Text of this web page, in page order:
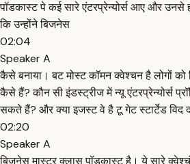
पॉडकास्ट पे कई सारे एंटरप्रेन्योर्स आए और उनसे
कि उन्होंने बिजनेस
02:04
Speaker A
कैसे बनाया। बट मोस्ट कॉमन क्वेश्चन है लोगों
कैसे हैं? कौन सी इंडस्ट्रीज में न्यू एंटरप्रेन्योर्स
सकते हैं? और क्या इजस्ट वे है टू गेट स्टार्टेड
02:20
Speaker A
बिजनेस मास्टर क्लास पॉडकास्ट है। ये सारे